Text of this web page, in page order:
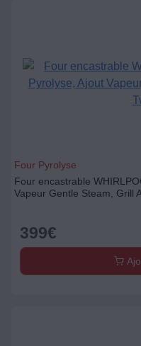
Four Pyrolyse
Four encastrable
Vapeur Gentle Steam, Grill
399€